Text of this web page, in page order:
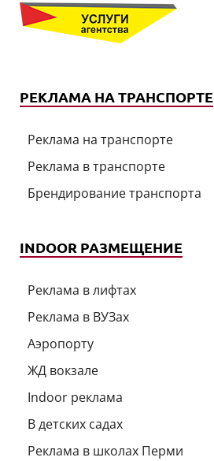
РЕКЛАМА НА ТРАНСПОРТЕ
Реклама на транспорте
Реклама в транспорте
Брендирование транспорта
INDOOR РАЗМЕЩЕНИЕ
Реклама в лифтах
Реклама в ВУЗах
Аэропорту
ЖД вокзале
Indoor реклама
В детских садах
Реклама в школах Перми